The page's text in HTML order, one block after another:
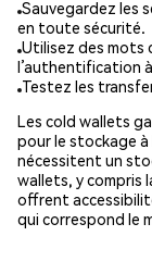
Sauvegardez les
en toute sécurité.
Utilisez des mots
l’authentification
Testez les
Les cold wallets
pour le stockage
nécessitent un
wallets, y compris
offrent
qui correspond le